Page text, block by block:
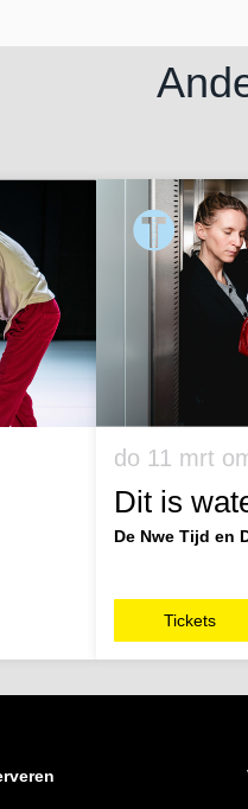
Dit is
De Nwe Tijd en
do 11 mrt
Tickets